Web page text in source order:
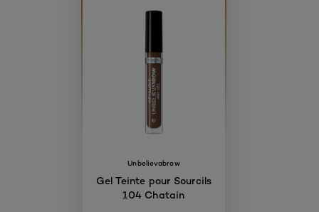
Unbelievabrow
Gel Teinte pour Sourcils
104 Chatain